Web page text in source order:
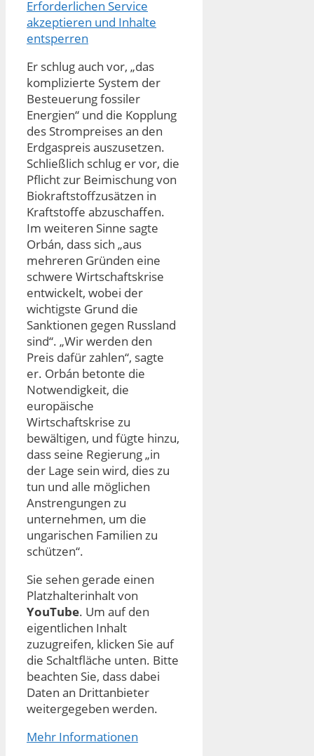
Erforderlichen Service
akzeptieren und Inhalte
entsperren
Er schlug auch vor, „das
komplizierte System der
Besteuerung fossiler
Energien“ und die Kopplung
des Strompreises an den
Erdgaspreis auszusetzen.
Schließlich schlug er vor, die
Pflicht zur Beimischung von
Biokraftstoffzusätzen in
Kraftstoffe abzuschaffen.
Im weiteren Sinne sagte
Orbán, dass sich „aus
mehreren Gründen eine
schwere Wirtschaftskrise
entwickelt, wobei der
wichtigste Grund die
Sanktionen gegen Russland
sind“. „Wir werden den
Preis dafür zahlen“, sagte
er. Orbán betonte die
Notwendigkeit, die
europäische
Wirtschaftskrise zu
bewältigen, und fügte hinzu,
dass seine Regierung „in
der Lage sein wird, dies zu
tun und alle möglichen
Anstrengungen zu
unternehmen, um die
ungarischen Familien zu
schützen“.
Sie sehen gerade einen
Platzhalterinhalt von
YouTube. Um auf den
eigentlichen Inhalt
zuzugreifen, klicken Sie auf
die Schaltfläche unten. Bitte
beachten Sie, dass dabei
Daten an Drittanbieter
weitergegeben werden.
Mehr Informationen